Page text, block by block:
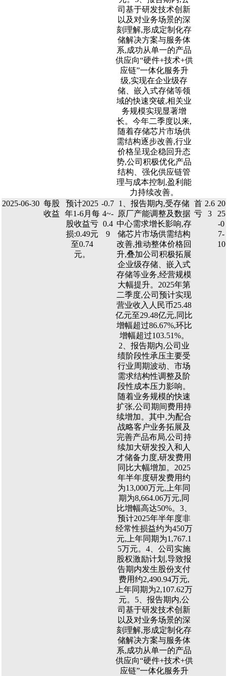
司基于研发技术创新
以及对业务场景的深
刻理解,形成定制化存
储解决方案与服务体
系,成功从单一的产品
供应向“硬件+技术+供
应链”一体化服务升
级,实现在企业级存
储、嵌入式存储等领
域的快速突破,相关业
务规模实现显著增
长。今年二季度以来,
随着存储芯片市场供
需结构逐步改善,行业
价格呈现企稳回升态
势,公司积极优化产品
结构、强化供应链管
理与成本控制,盈利能
力持续改善。
2025-06-30 每股
收益
预计2025
年1-6月每
股收益亏
损:0.49元
至0.74
元。
-0.7
4~-
0.4
9
1、报告期内,受存储
原厂产能调整及数据
中心需求增长影响,存
储芯片市场供需结构
改善,推动整体价格回
升,叠加公司积极拓展
企业级存储、嵌入式
存储等业务,经营规模
大幅提升。2025年第
二季度,公司预计实现
营业收入人民币25.48
亿元至29.48亿元,同比
增幅超过86.67%,环比
增幅超过103.51%。
2、报告期内,公司业
绩阶段性承压主要受
行业周期波动、市场
需求结构性调整及阶
段性成本压力影响。
随着业务规模的快速
扩张,公司期间费用持
续增加。其中,为配合
战略客户业务拓展及
完善产品布局,公司持
续加大研发投入和人
才储备力度,研发费用
同比大幅增加。2025
年半年度研发费用约
为13,000万元,上年同
期为8,664.06万元,同
比增幅高达50%。3、
预计2025年半年度非
经常性损益约为450万
元,上年同期为1,767.1
5万元。4、公司实施
股权激励计划,导致报
告期内发生股份支付
费用约2,490.94万元,
上年同期为2,107.62万
元。5、报告期内,公
司基于研发技术创新
以及对业务场景的深
刻理解,形成定制化存
储解决方案与服务体
系,成功从单一的产品
供应向“硬件+技术+供
应链”一体化服务升
首
亏
2.6
3
20
25
-0
7-
10